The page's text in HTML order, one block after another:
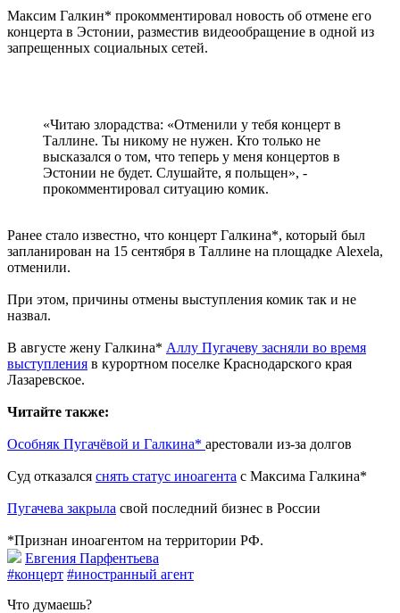
Максим Галкин* прокомментировал новость об отмене его
концерта в Эстонии, разместив видеообращение в одной из
запрещенных социальных сетей.
«Читаю злорадства: «Отменили у тебя концерт в
Таллине. Ты никому не нужен. Кто только не
высказался о том, что теперь у меня концертов в
Эстонии не будет. Слушайте, я польщен», -
прокомментировал ситуацию комик.
Ранее стало известно, что концерт Галкина*, который был
запланирован на 15 сентября в Таллине на площадке Alexela,
отменили.
При этом, причины отмены выступления комик так и не
назвал.
В августе жену Галкина* Аллу Пугачеву засняли во время
выступления в курортном поселке Краснодарского края
Лазаревское.
Читайте также:
Особняк Пугачёвой и Галкина* арестовали из-за долгов
Суд отказался снять статус иноагента с Максима Галкина*
Пугачева закрыла свой последний бизнес в России
*Признан иноагентом на территории РФ.
Евгения Парфентьева
#концерт #иностранный агент
Что думаешь?